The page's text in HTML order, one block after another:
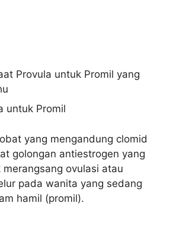
untuk Promil
yang mengandung clomid
golongan antiestrogen yang
ovulasi atau
pada wanita yang sedang
hamil (promil).